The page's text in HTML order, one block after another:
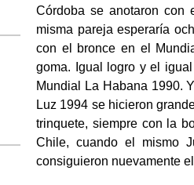
Córdoba se anotaron con
misma pareja esperaría
con el bronce en el
goma. Igual logro y el
Mundial La Habana 1990.
Luz 1994 se hicieron
trinquete, siempre con la
Chile, cuando el mismo
consiguieron nuevamente